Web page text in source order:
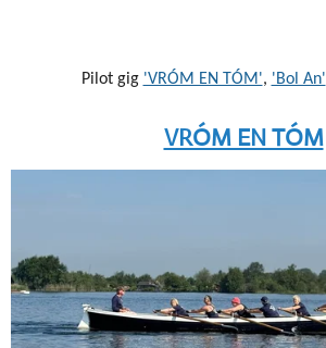
Pilot gig 'VRÓM EN TÓM', 'Bol An'
VRÓM EN TÓM